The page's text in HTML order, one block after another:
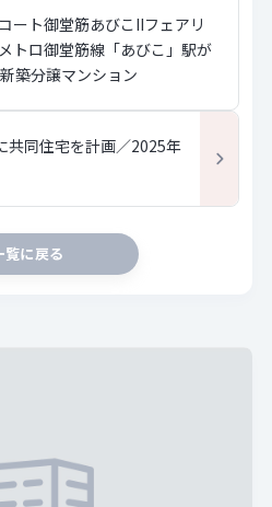
ート御堂筋あびこIIフェアリ
トロ御堂筋線「あびこ」駅が
築分譲マンション
共同住宅を計画／2025年
覧に戻る